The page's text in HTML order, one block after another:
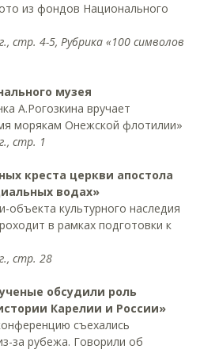
из фондов Национального
стр. 4-5, Рубрика «100 символов
музея
А.Рогозкина вручает
морякам Онежской флотилии»
стр. 1
креста церкви апостола
водах»
объекта культурного наследия
в рамках подготовки к
стр. 28
обсудили роль
Карелии и России»
съехались
за рубежа. Говорили об